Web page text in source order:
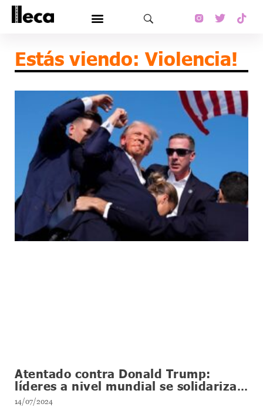
Estás viendo: Violencia!
Atentado contra Donald Trump:
líderes a nivel mundial se solidarizan
con el ex presidente
14/07/2024